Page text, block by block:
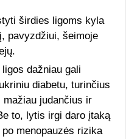
širdies ligoms kyla
pavyzdžiui, šeimoje
dažniau gali
diabetu, turinčius
judančius ir
to, lytis irgi daro įtaką
menopauzės rizika